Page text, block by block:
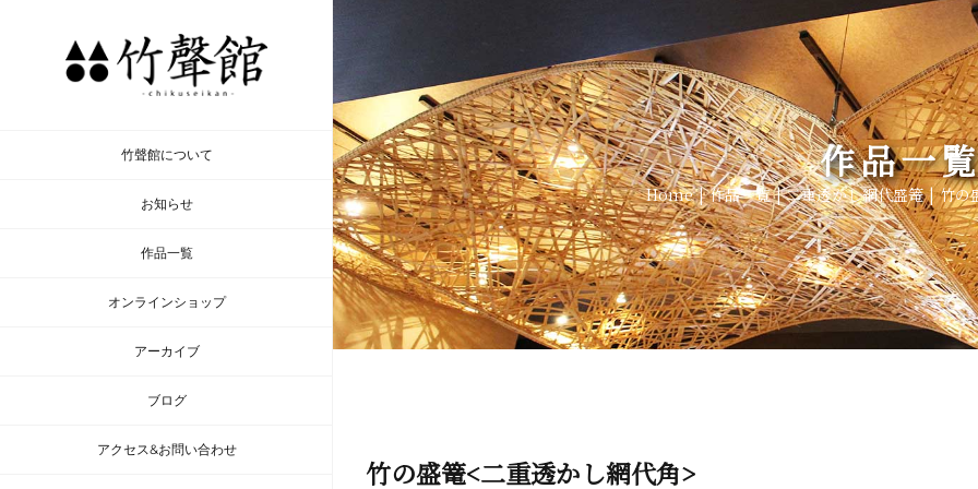
竹聲館について
お知らせ
作品一覧
オンラインショップ
アーカイブ
ブログ
アクセス&お問い合わせ
作品一
Home 作品一覧 二重透かし網代盛篭 竹の
竹の盛篭<二重透かし網代角>